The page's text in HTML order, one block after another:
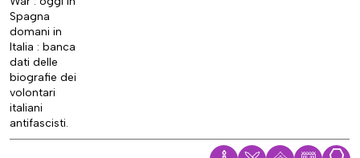
Spagna
domani in
Italia : banca
dati delle
biografie dei
volontari
italiani
antifascisti.